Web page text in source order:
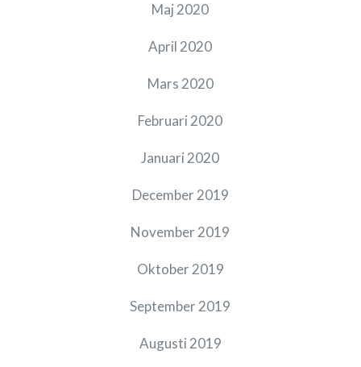
Maj 2020
April 2020
Mars 2020
Februari 2020
Januari 2020
December 2019
November 2019
Oktober 2019
September 2019
Augusti 2019